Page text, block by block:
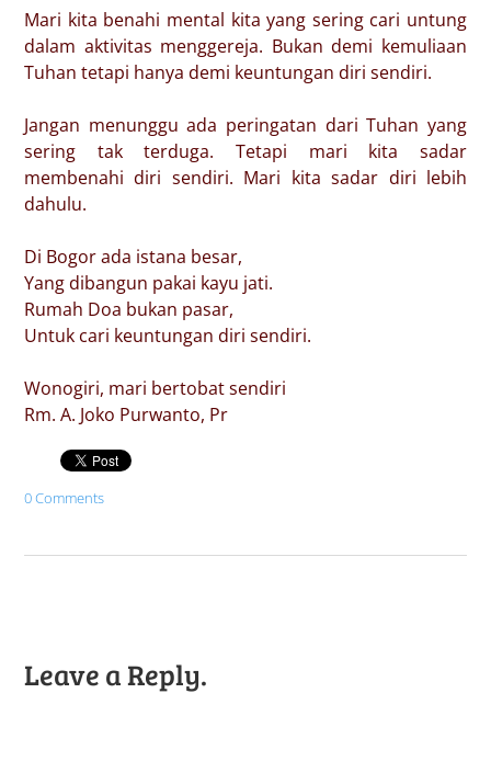
Mari kita benahi mental kita yang sering cari untung
dalam aktivitas menggereja. Bukan demi kemuliaan
Tuhan tetapi hanya demi keuntungan diri sendiri.
Jangan menunggu ada peringatan dari Tuhan yang
sering tak terduga. Tetapi mari kita sadar
membenahi diri sendiri. Mari kita sadar diri lebih
dahulu.
Di Bogor ada istana besar,
Yang dibangun pakai kayu jati.
Rumah Doa bukan pasar,
Untuk cari keuntungan diri sendiri.
Wonogiri, mari bertobat sendiri
Rm. A. Joko Purwanto, Pr
0 Comments
Leave a Reply.